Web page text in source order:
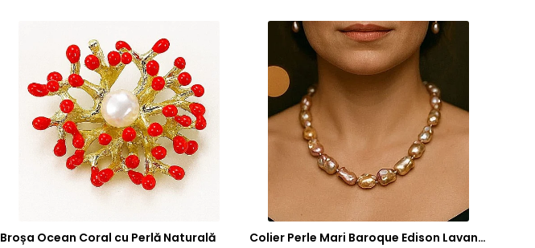
Broșa Ocean Coral cu Perlă Naturală Colier Perle Mari Baroque Edison Lavandă, Calitatea AAA, Aur 14K | KASKADDA®